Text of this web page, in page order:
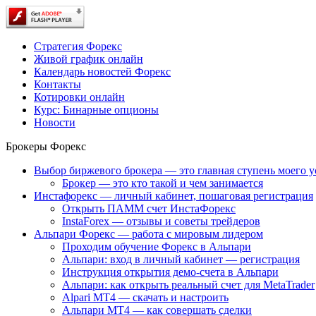
Стратегия Форекс
Живой график онлайн
Календарь новостей Форекс
Контакты
Котировки онлайн
Курс: Бинарные опционы
Новости
Брокеры Форекс
Выбор биржевого брокера — это главная ступень моего
Брокер — это кто такой и чем занимается
Инстафорекс — личный кабинет, пошаговая регистрация
Открыть ПАММ счет ИнстаФорекс
InstaForex — отзывы и советы трейдеров
Альпари Форекс — работа с мировым лидером
Проходим обучение Форекс в Альпари
Альпари: вход в личный кабинет — регистрация
Инструкция открытия демо-счета в Альпари
Альпари: как открыть реальный счет для MetaTrader
Alpari MT4 — скачать и настроить
Альпари MT4 — как совершать сделки